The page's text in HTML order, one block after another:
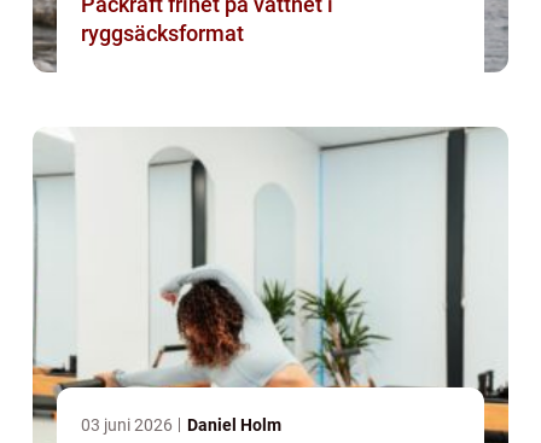
ryggsäcksformat
03 juni 2026 Daniel Holm